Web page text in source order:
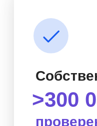
Влюбляем
в вашу